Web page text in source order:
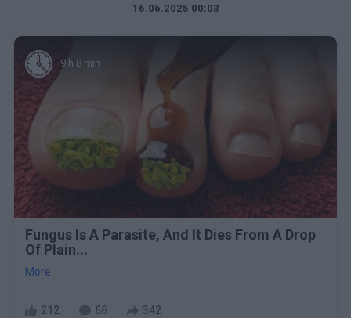
16.06.2025 00:03
9 h 8 min
Fungus Is A Parasite, And It Dies From A Drop
Of Plain...
More
212 66 342